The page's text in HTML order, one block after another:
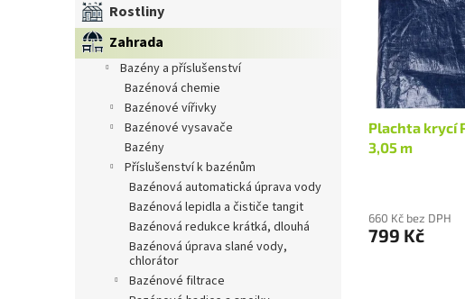
Rostliny
Zahrada
bazény a příslušenství
bazénová chemie
bazénové vířivky
bazénové vysavače
bazény
příslušenství k bazénům
bazénová automatická úprava vody
bazénová lepidla a čističe tangit
bazénová redukce krátká, dlouhá
bazénová úprava slané vody,
chlorátor
bazénové filtrace
Plachta krycí
3,05 m
660 Kč bez DPH
799 Kč